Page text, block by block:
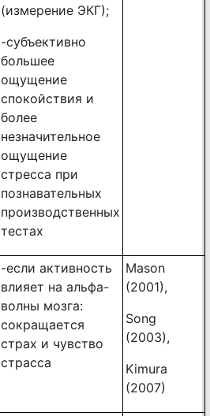
(измерение ЭКГ);
-субъективно
большее
ощущение
спокойствия и
более
незначительное
ощущение
стресса при
познавательных
производственных
тестах
-если активность
влияет на альфа-
волны мозга:
сокращается
страх и чувство
страсса
Mason
(2001),
Song
(2003),
Kimura
(2007)